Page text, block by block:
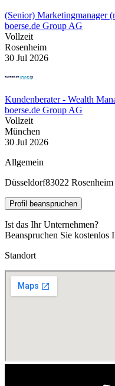
(Senior) Marketingmanager
boerse.de Group AG
Vollzeit
Rosenheim
30 Jul 2026
Kundenberater - Wealth
boerse.de Group AG
Vollzeit
München
30 Jul 2026
Allgemein
Düsseldorf83022 Rosenheim
Profil beanspruchen
Ist das Ihr Unternehmen?
Beanspruchen Sie kostenlos
Standort